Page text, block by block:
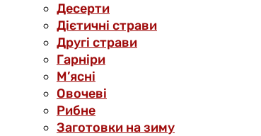
Десерти
Дієтичні страви
Другі страви
Гарніри
М’ясні
Овочеві
Рибне
Заготовки на зиму